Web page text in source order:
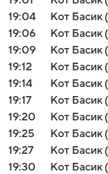
19:04
Кот Басик
19:06
Кот Басик
19:09
Кот Басик
19:12
Кот Басик
19:14
Кот Басик
19:17
Кот Басик
19:20
Кот Басик
19:25
Кот Басик
19:27
Кот Басик
19:30
Кот Басик